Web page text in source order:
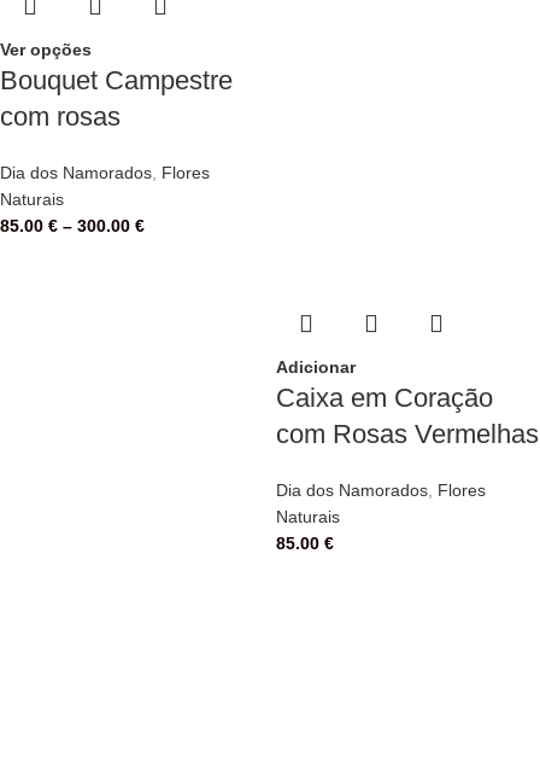
Ver opções
Bouquet Campestre
com rosas
Dia dos Namorados Flores
Naturais
85.00 € – 300.00 €
Adicionar
Caixa em Coração
com Rosas Vermelhas
Dia dos Namorados Flores
Naturais
85.00 €